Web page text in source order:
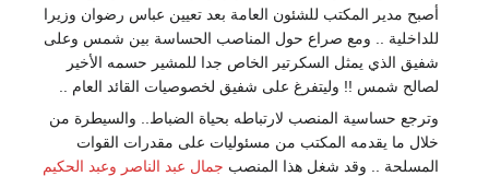
أصبح مدير المكتب للشئون العامة بعد تعيين عباس رضوان وزيرا
للداخلية .. ومع صراع حول المناصب الحساسة بين شمس وعلى
شفيق الذي يمثل السكرتير الخاص جدا للمشير حسمه الأخير
لصالح شمس !! وليتفرغ على شفيق لخصوصيات القائد العام ..
وترجع حساسية المنصب لارتباطه بحياة الضباط.. والسيطرة من
خلال ما يقدمه المكتب من مسئوليات على مقدرات القوات
المسلحة .. وقد شغل هذا المنصب جمال عبد الناصر وعبد الحكيم